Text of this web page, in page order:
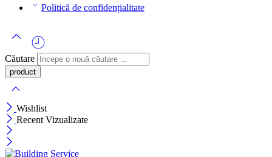
Politică de confidențialitate
Căutare
Wishlist
Recent Vizualizate